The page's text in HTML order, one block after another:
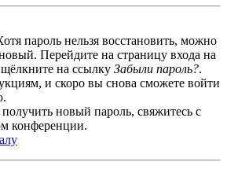
пароль нельзя восстановить, можно
Перейдите на страницу входа на
на ссылку Забыли пароль?.
и скоро вы снова сможете войти
новый пароль, свяжитесь с
конференции.